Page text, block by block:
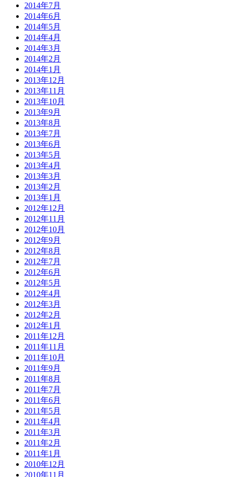
2014年7月
2014年6月
2014年5月
2014年4月
2014年3月
2014年2月
2014年1月
2013年12月
2013年11月
2013年10月
2013年9月
2013年8月
2013年7月
2013年6月
2013年5月
2013年4月
2013年3月
2013年2月
2013年1月
2012年12月
2012年11月
2012年10月
2012年9月
2012年8月
2012年7月
2012年6月
2012年5月
2012年4月
2012年3月
2012年2月
2012年1月
2011年12月
2011年11月
2011年10月
2011年9月
2011年8月
2011年7月
2011年6月
2011年5月
2011年4月
2011年3月
2011年2月
2011年1月
2010年12月
2010年11月